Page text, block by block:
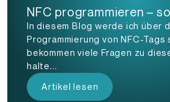
NFC programmieren –
In diesem Blog werde ich über
Programmierung von NFC-Tags
bekommen viele Fragen zu
halte...
Artikel lesen